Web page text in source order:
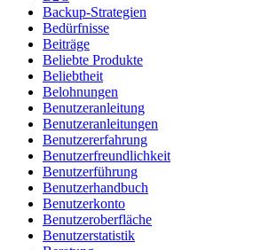
Backup-Strategien
Bedürfnisse
Beiträge
Beliebte Produkte
Beliebtheit
Belohnungen
Benutzeranleitung
Benutzeranleitungen
Benutzererfahrung
Benutzerfreundlichkeit
Benutzerführung
Benutzerhandbuch
Benutzerkonto
Benutzeroberfläche
Benutzerstatistik